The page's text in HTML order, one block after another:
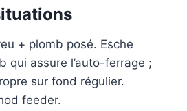
+ plomb posé. Esche
qui assure l’auto-ferrage ;
sur fond régulier.
feeder.